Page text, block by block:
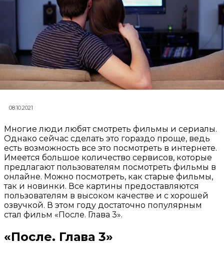
08.10.2021
Многие люди любят смотреть фильмы и сериалы.
Однако сейчас сделать это гораздо проще, ведь
есть возможность все это посмотреть в интернете.
Имеется большое количество сервисов, которые
предлагают пользователям посмотреть фильмы в
онлайне. Можно посмотреть, как старые фильмы,
так и новинки. Все картины предоставляются
пользователям в высоком качестве и с хорошей
озвучкой. В этом году достаточно популярным
стал фильм «После. Глава 3».
«После. Глава 3»